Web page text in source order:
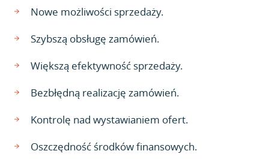
Nowe możliwości sprzedaży.
Szybszą obsługę zamówień.
Większą efektywność sprzedaży.
Bezbłędną realizację zamówień.
Kontrolę nad wystawianiem ofert.
Oszczędność środków finansowych.